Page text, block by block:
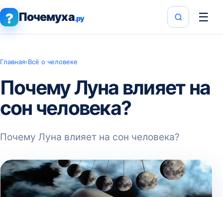
? Почемуха.ру ☰
Главная›Всё о человеке
Почему Луна влияет на
сон человека?
Почему Луна влияет на сон человека?